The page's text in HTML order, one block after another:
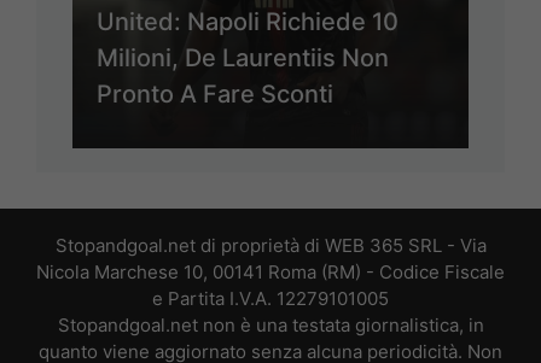
United: Napoli Richiede 10
Milioni, De Laurentiis Non
Pronto A Fare Sconti
Stopandgoal.net di proprietà di WEB 365 SRL - Via
Nicola Marchese 10, 00141 Roma (RM) - Codice Fiscale
e Partita I.V.A. 12279101005
Stopandgoal.net non è una testata giornalistica, in
quanto viene aggiornato senza alcuna periodicità. Non